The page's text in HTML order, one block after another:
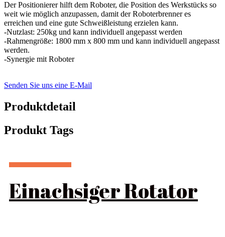
Der Positionierer hilft dem Roboter, die Position des Werkstücks so
weit wie möglich anzupassen, damit der Roboterbrenner es
erreichen und eine gute Schweißleistung erzielen kann.
-Nutzlast: 250kg und kann individuell angepasst werden
-Rahmengröße: 1800 mm x 800 mm und kann individuell angepasst
werden.
-Synergie mit Roboter
Senden Sie uns eine E-Mail
Produktdetail
Produkt Tags
Einachsiger Rotator